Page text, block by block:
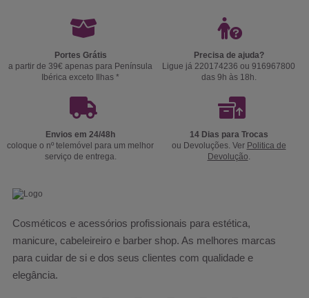
Portes Grátis
a partir de 39€ apenas para Península
Ibérica exceto Ilhas *
Precisa de ajuda?
Ligue já 220174236 ou 916967800
das 9h às 18h.
Envios em 24/48h
coloque o nº telemóvel para um melhor
serviço de entrega.
14 Dias para Trocas
ou Devoluções. Ver Politica de
Devolução
Cosméticos e acessórios profissionais para estética,
manicure, cabeleireiro e barber shop. As melhores marcas
para cuidar de si e dos seus clientes com qualidade e
elegância.